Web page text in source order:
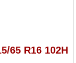
65 R16 102H